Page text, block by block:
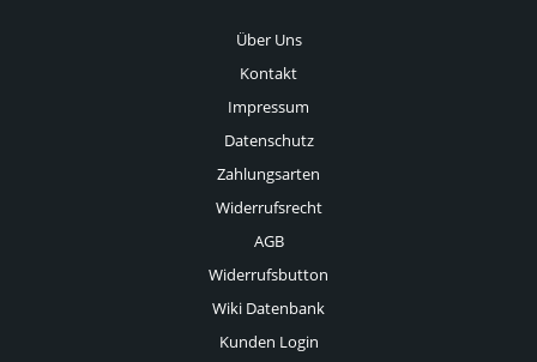
Über Uns
Kontakt
Impressum
Datenschutz
Zahlungsarten
Widerrufsrecht
AGB
Widerrufsbutton
Wiki Datenbank
Kunden Login